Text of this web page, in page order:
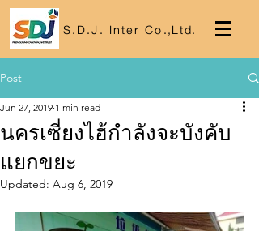
S.D.J. Inter Co.,Ltd.
Post
นครเซี่ยงไฮ้กำลังจะบังคับ
แยกขยะ
Jun 27, 2019 1 min read
Updated: Aug 6, 2019